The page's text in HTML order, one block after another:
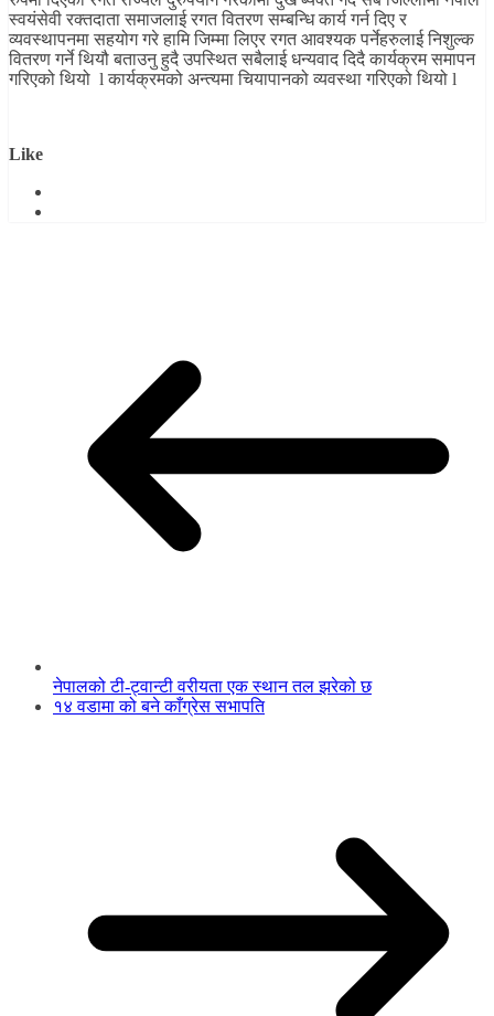
स्वयंसेवी रक्तदाता समाजलाई रगत वितरण सम्बन्धि कार्य गर्न दिए र
व्यवस्थापनमा सहयोग गरे हामि जिम्मा लिएर रगत आवश्यक पर्नेहरुलाई निशुल्क
वितरण गर्ने थियौ बताउनु हुदै उपस्थित सबैलाई धन्यवाद दिदै कार्यक्रम समापन
गरिएको थियो l कार्यक्रमको अन्त्यमा चियापानको व्यवस्था गरिएको थियो l
Like
नेपालको टी-ट्वान्टी वरीयता एक स्थान तल झरेको छ
१४ वडामा को बने काँग्रेस सभापति